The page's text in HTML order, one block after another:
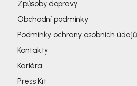
Způsoby dopravy
Obchodní podmínky
Podmínky ochrany osobních údajů
Kontakty
Kariéra
Press Kit